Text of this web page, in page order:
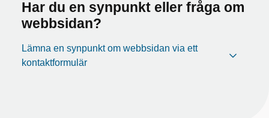
Har du en synpunkt eller fråga om
webbsidan?
Lämna en synpunkt om webbsidan via ett
kontaktformulär